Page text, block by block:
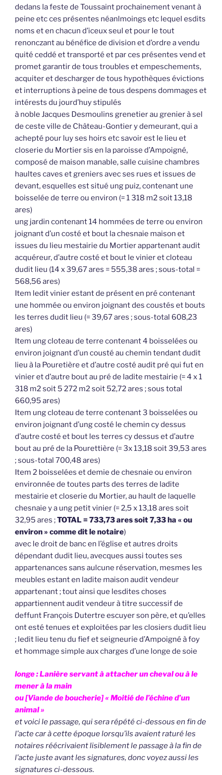
dedans la feste de Toussaint prochainement venant à
peine etc ces présentes néanlmoings etc lequel esdits
noms et en chacun d’iceux seul et pour le tout
renonczant au bénéfice de division et d’ordre a vendu
quité ceddé et transporté et par ces présentes vend et
promet garantir de tous troubles et empeschements,
acquiter et descharger de tous hypothèques évictions
et interruptions à peine de tous despens dommages et
intérests du jourd’huy stipulés
à noble Jacques Desmoulins grenetier au grenier à sel
de ceste ville de Château-Gontier y demeurant, qui a
achepté pour luy ses hoirs etc savoir est le lieu et
closerie du Mortier sis en la paroisse d’Ampoigné,
composé de maison manable, salle cuisine chambres
haultes caves et greniers avec ses rues et issues de
devant, esquelles est situé ung puiz, contenant une
boisselée de terre ou environ (= 1 318 m2 soit 13,18
ares)
ung jardin contenant 14 hommées de terre ou environ
joignant d’un costé et bout la chesnaie maison et
issues du lieu mestairie du Mortier appartenant audit
acquéreur, d’autre costé et bout le vinier et cloteau
dudit lieu (14 x 39,67 ares = 555,38 ares ; sous-total =
568,56 ares)
Item ledit vinier estant de présent en pré contenant
une hommée ou environ joignant des coustés et bouts
les terres dudit lieu (= 39,67 ares ; sous-total 608,23
ares)
Item ung cloteau de terre contenant 4 boisselées ou
environ joignant d’un cousté au chemin tendant dudit
lieu à la Pouretière et d’autre costé audit pré qui fut en
vinier et d’autre bout au pré de ladite mestairie (= 4 x 1
318 m2 soit 5 272 m2 soit 52,72 ares ; sous total
660,95 ares)
Item ung cloteau de terre contenant 3 boisselées ou
environ joignant d’ung costé le chemin cy dessus
d’autre costé et bout les terres cy dessus et d’autre
bout au pré de la Pourettière (= 3x 13,18 soit 39,53 ares
; sous-total 700,48 ares)
Item 2 boisselées et demie de chesnaie ou environ
environnée de toutes parts des terres de ladite
mestairie et closerie du Mortier, au hault de laquelle
chesnaie y a ung petit vinier (= 2,5 x 13,18 ares soit
32,95 ares ;TOTAL = 733,73 ares soit 7,33 ha « ou
environ » comme dit le notaire)
avec le droit de banc en l’église et autres droits
dépendant dudit lieu, avecques aussi toutes ses
appartenances sans aulcune réservation, mesmes les
meubles estant en ladite maison audit vendeur
appartenant ; tout ainsi que lesdites choses
appartiennent audit vendeur à titre successif de
deffunt François Dutertre escuyer son père, et qu’elles
ont esté tenues et exploitées par les closiers dudit lieu
; ledit lieu tenu du fief et seigneurie d’Ampoigné à foy
et hommage simple aux charges d’une longe de soie
longe : Lanière servant à attacher un cheval ou à le
mener à la main
ou [Viande de boucherie] « Moitié de l’échine d’un
animal »
et voici le passage, qui sera répété ci-dessous en fin de
l’acte car à cette époque lorsqu’ils avaient raturé les
notaires réécrivaient lisiblement le passage à la fin de
l’acte juste avant les signatures, donc voyez aussi les
signatures ci-dessous.